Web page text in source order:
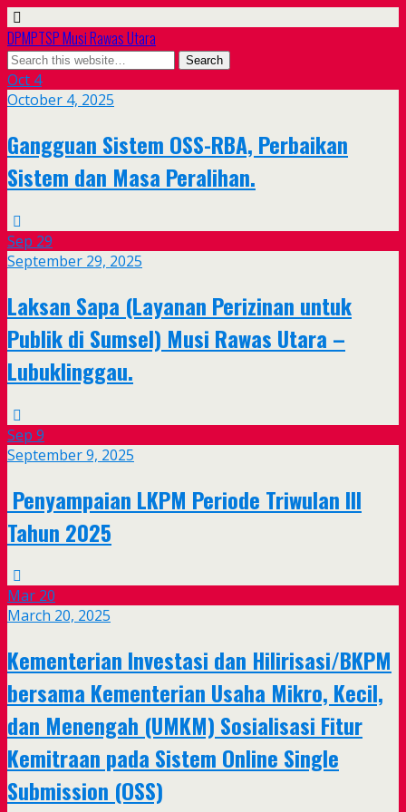
DPMPTSP Musi Rawas Utara
Oct 4
October 4, 2025
Gangguan Sistem OSS-RBA, Perbaikan
Sistem dan Masa Peralihan.
Sep 29
September 29, 2025
Laksan Sapa (Layanan Perizinan untuk
Publik di Sumsel) Musi Rawas Utara –
Lubuklinggau.
Sep 9
September 9, 2025
Penyampaian LKPM Periode Triwulan III
Tahun 2025
Mar 20
March 20, 2025
Kementerian Investasi dan Hilirisasi/BKPM
bersama Kementerian Usaha Mikro, Kecil,
dan Menengah (UMKM) Sosialisasi Fitur
Kemitraan pada Sistem Online Single
Submission (OSS)